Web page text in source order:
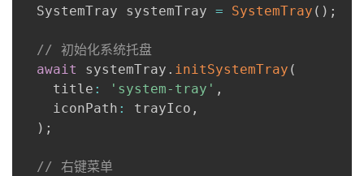
  SystemTray systemTray
= SystemTray ( ) ;
// 初始化系统托盘
await
systemTray . initSystemTray (
    title
: 'system-tray' ,
    iconPath
: trayIco ,
) ;
// 右键菜单